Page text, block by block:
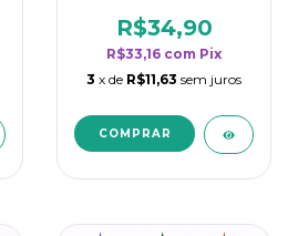
rendimento da
categoria - Neutro
R$34,90
R$33,16 com Pix
3 x de R$11,63 sem juros